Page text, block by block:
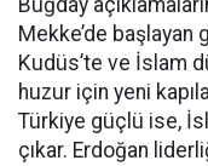
Buğday
Mekke’de başlayan
Kudüs’te ve İslam
huzur için yeni
Türkiye güçlü ise,
çıkar. Erdoğan